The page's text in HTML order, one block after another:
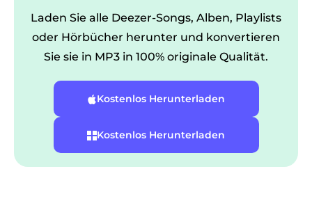
Laden Sie alle Deezer-Songs, Alben, Playlists
oder Hörbücher herunter und konvertieren
Sie sie in MP3 in 100% originale Qualität.
Kostenlos Herunterladen
Kostenlos Herunterladen